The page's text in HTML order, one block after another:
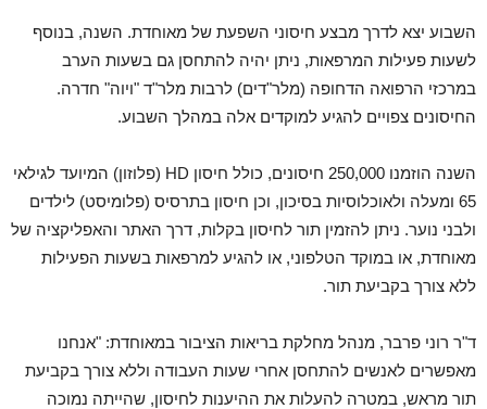
השבוע יצא לדרך מבצע חיסוני השפעת של מאוחדת. השנה, בנוסף
לשעות פעילות המרפאות, ניתן יהיה להתחסן גם בשעות הערב
במרכזי הרפואה הדחופה (מלר"דים) לרבות מלר"ד "ויוה" חדרה.
החיסונים צפויים להגיע למוקדים אלה במהלך השבוע.
השנה הוזמנו 250,000 חיסונים, כולל חיסון HD (פלוזון) המיועד לגילאי
65 ומעלה ולאוכלוסיות בסיכון, וכן חיסון בתרסיס (פלומיסט) לילדים
ולבני נוער. ניתן להזמין תור לחיסון בקלות, דרך האתר והאפליקציה של
מאוחדת, או במוקד הטלפוני, או להגיע למרפאות בשעות הפעילות
ללא צורך בקביעת תור.
ד"ר רוני פרבר, מנהל מחלקת בריאות הציבור במאוחדת: "אנחנו
מאפשרים לאנשים להתחסן אחרי שעות העבודה וללא צורך בקביעת
תור מראש, במטרה להעלות את ההיענות לחיסון, שהייתה נמוכה